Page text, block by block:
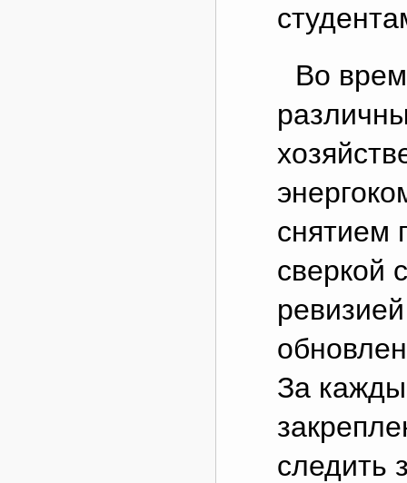
Во
снятием
сверкой
За
следить